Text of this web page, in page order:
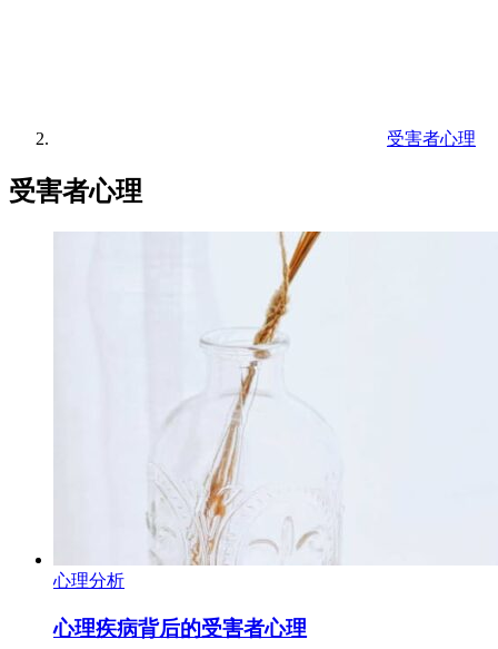
受害者心理
受害者心理
心理分析
心理疾病背后的受害者心理